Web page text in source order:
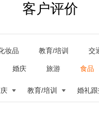
客户评价
妆品 教育/培训 交
婚庆 旅游 食品
教育/培训 婚礼跟